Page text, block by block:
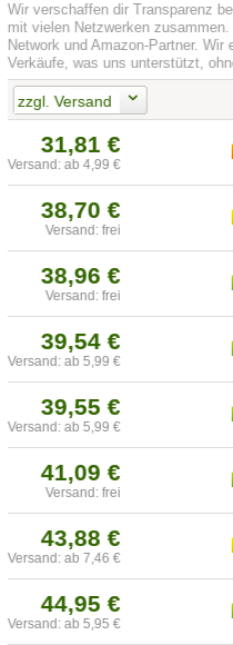
Wir verschaffen dir Transparenz
mit vielen Netzwerken
Network und Amazon-Partner.
Verkäufe, was uns unterstützt,
zzgl. Versand
31,81 €
Versand: ab 4,99 €
38,70 €
Versand: frei
38,96 €
Versand: frei
39,54 €
Versand: ab 5,99 €
39,55 €
Versand: ab 5,99 €
41,09 €
Versand: frei
43,88 €
Versand: ab 7,46 €
44,95 €
Versand: ab 5,95 €